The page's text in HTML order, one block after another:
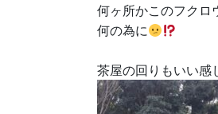
何ヶ所かこのフクロ
何の為に
茶屋の回りもいい感